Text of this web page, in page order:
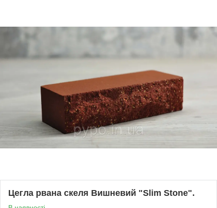
Цегла рвана скеля Вишневий "Slim Stone".